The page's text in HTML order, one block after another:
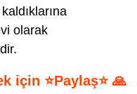
olarak
için ⭐Paylaş⭐ 🙏